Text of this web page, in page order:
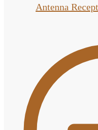
Antenna